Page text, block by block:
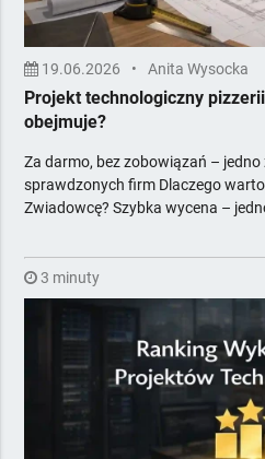
19.06.2026 • Anita Wysocka
Projekt technologiczny
obejmuje?
Za darmo, bez zobowiązań –
sprawdzonych firm Dlaczego
Zwiadowcę? Szybka wycena –
3 minuty